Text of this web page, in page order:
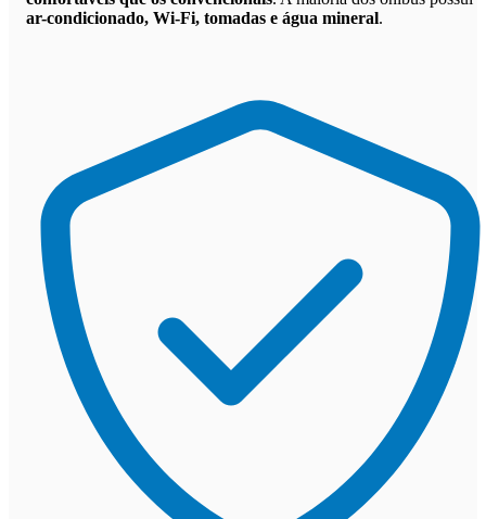
ar-condicionado, Wi-Fi, tomadas e água mineral.